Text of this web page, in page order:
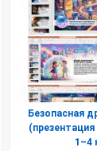
Безопасная
1–4